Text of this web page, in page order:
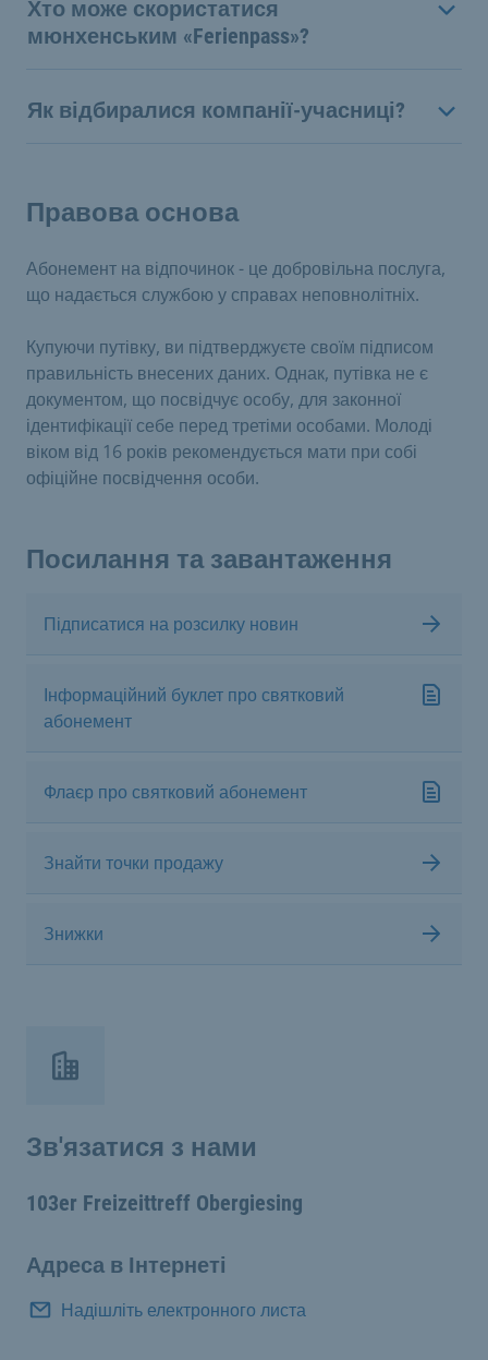
Хто може скористатися
мюнхенським «Ferienpass»?
Як відбиралися компанії-учасниці?
Правова основа
Абонемент на відпочинок - це добровільна послуга,
що надається службою у справах неповнолітніх.
Купуючи путівку, ви підтверджуєте своїм підписом
правильність внесених даних. Однак, путівка не є
документом, що посвідчує особу, для законної
ідентифікації себе перед третіми особами. Молоді
віком від 16 років рекомендується мати при собі
офіційне посвідчення особи.
Посилання та завантаження
Підписатися на розсилку новин
Інформаційний буклет про святковий
абонемент
Флаєр про святковий абонемент
Знайти точки продажу
Знижки
Зв'язатися з нами
103er Freizeittreff Obergiesing
Адреса в Інтернеті
Надішліть електронного листа